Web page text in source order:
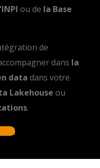
ou de la Base
de
dans la
data dans votre
Lakehouse ou
.